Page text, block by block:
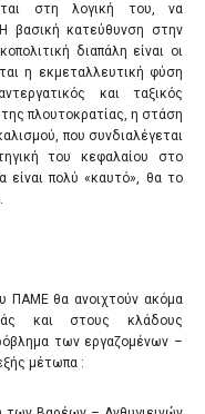
στη λογική του, να
βασική κατεύθυνση στην
διαπάλη είναι οι
η εκμεταλλευτική φύση
και ταξικός
πλουτοκρατίας, η στάση
που συνδιαλέγεται
του κεφαλαίου στο
είναι πολύ «καυτό», θα το
ΠΑΜΕ θα ανοιχτούν ακόμα
και στους κλάδους
των εργαζομένων –
μέτωπα :